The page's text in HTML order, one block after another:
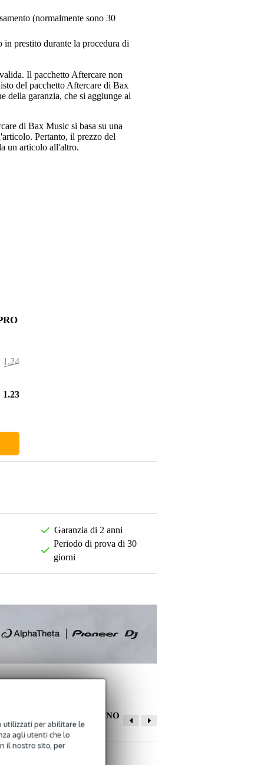
utilizzati per abilitare le
agli utenti che lo
il nostro sito, per
(normalmente sono 30
prestito durante la procedura di
Il pacchetto Aftercare non
del pacchetto Aftercare di Bax
della garanzia, che si aggiunge al
di Bax Music si basa su una
Pertanto, il prezzo del
un articolo all'altro.
1.245,00 €
1.239,00 €
Garanzia di 2 anni
Periodo di prova di 30
giorni
ALTRI CLIENTI HANNO
COMPRATO ANCHE